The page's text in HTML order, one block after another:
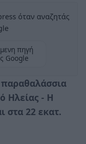
όταν αναζητάς
πηγή
Google
παραθαλάσσια
Ηλείας - Η
στα 22 εκατ.